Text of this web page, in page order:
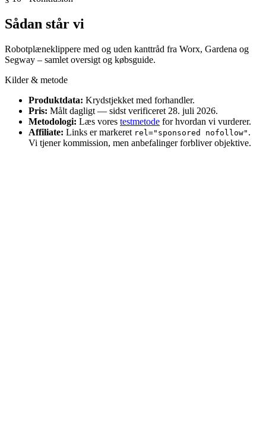
Sådan står vi
Robotplæneklippere med og uden kanttråd fra Worx, Gardena og
Segway – samlet oversigt og købsguide.
Kilder & metode
Produktdata: Krydstjekket med forhandler.
Pris: Målt dagligt — sidst verificeret 28. juli 2026.
Metodologi: Læs vores testmetode for hvordan vi vurderer.
Affiliate: Links er markeret rel="sponsored nofollow" .
Vi tjener kommission, men anbefalinger forbliver objektive.